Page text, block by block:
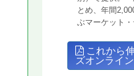
とめ、年間
ぶマーケット・
これから
ズオンライン